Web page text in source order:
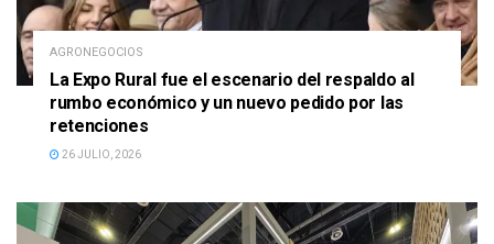
AGRONEGOCIOS
La Expo Rural fue el escenario del respaldo al
rumbo económico y un nuevo pedido por las
retenciones
26 JULIO, 2026